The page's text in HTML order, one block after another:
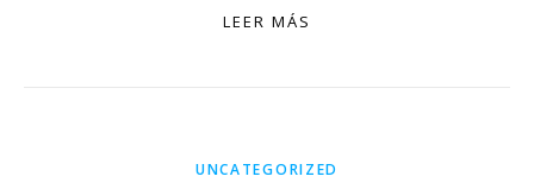
LEER MÁS
UNCATEGORIZED